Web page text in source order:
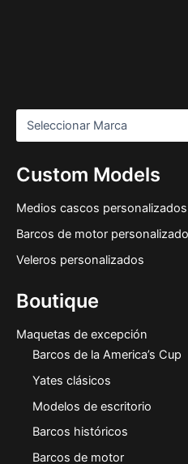
Custom Models
Medios cascos personalizados
Barcos de motor
Veleros personalizados
Boutique
Maquetas de excepción
Barcos de la America’s Cup
Yates clásicos
Modelos de escritorio
Barcos históricos
Barcos de motor